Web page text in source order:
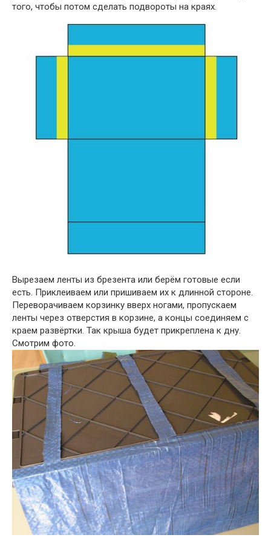
того, чтобы потом сделать подвороты на краях.
Вырезаем ленты из брезента или берём готовые если
есть. Приклеиваем или пришиваем их к длинной стороне.
Переворачиваем корзинку вверх ногами, пропускаем
ленты через отверстия в корзине, а концы соединяем с
краем развёртки. Так крыша будет прикреплена к дну.
Смотрим фото.